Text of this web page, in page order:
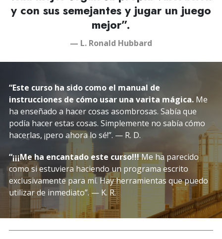
y con sus semejantes y jugar un juego
mejor”.
— L. Ronald Hubbard
“Este curso ha sido como el manual de
instrucciones de cómo usar una varita mágica. Me
ha enseñado a hacer cosas asombrosas. Sabía que
podía hacer estas cosas. Simplemente no sabía cómo
hacerlas, ¡pero ahora lo sé!”. — R. D.
“¡¡¡Me ha encantado este curso!!!Me ha parecido
como si estuviera haciendo un programa escrito
exclusivamente para mí. Hay herramientas que puedo
utilizar de inmediato”. — K. R.